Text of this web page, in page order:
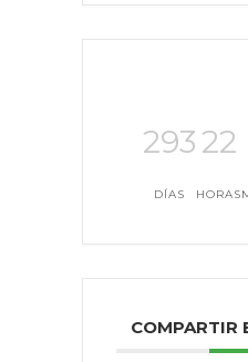
293
DÍAS
22
HORAS
COMPARTIR